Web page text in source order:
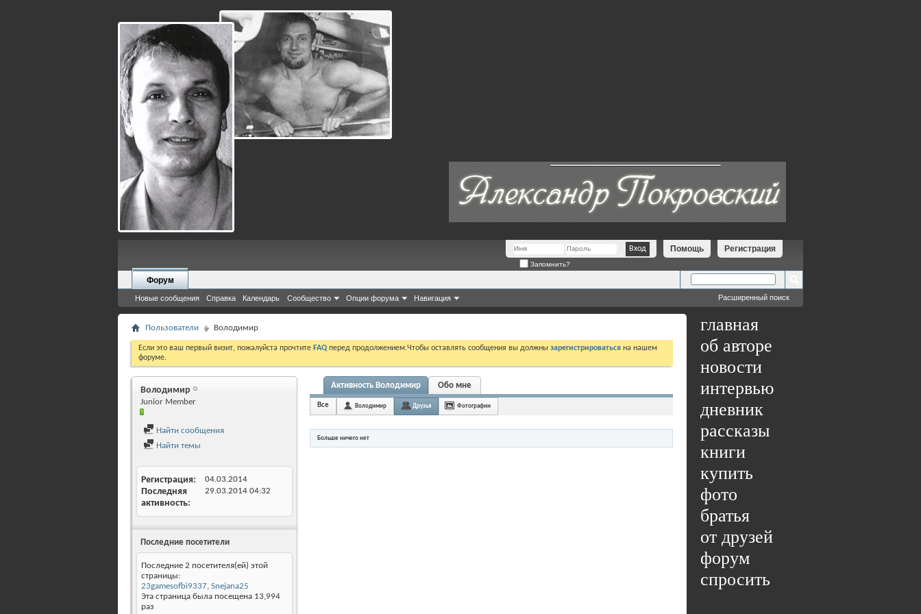
Регистрация
Помощь
Запомнить?
Форум
Новые сообщения Справка Календарь Сообщество Опции форума Навигация Расширенный поиск
главная
об авторе
новости
интервью
дневник
рассказы
книги
купить
фото
братья
от друзей
форум
спросить
Пользователи Володимир
Если это ваш первый визит, пожалуйста прочтите FAQ перед продолжением.Чтобы оставлять сообщения вы должны зарегистрироваться на нашем
форуме.
Володимир
Junior Member
Найти сообщения
Найти темы
Регистрация 04.03.2014
Последняя
активность
29.03.2014 04:32
Последние посетители
Последние 2 посетителя(ей) этой
страницы:
23gamesofbi9337, Snejana25
Эта страница была посещена 13,994
раз
Активность Володимир Обо мне
Все Володимир Друзья Фотографии
Больше ничего нет